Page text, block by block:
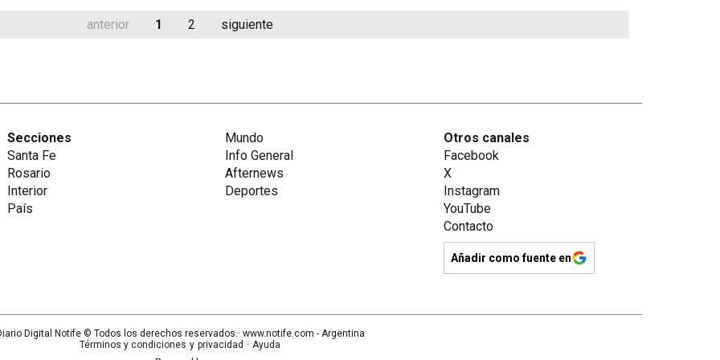
anterior 1 2 siguiente
Secciones
Santa Fe
Rosario
Interior
País
Mundo
Info General
Afternews
Deportes
Otros canales
Facebook
X
Instagram
YouTube
Contacto
Añadir como fuente en
Digital Notife© Todos los derechos reservados.· www.notife.com - Argentina
Términos y condiciones y privacidad · Ayuda